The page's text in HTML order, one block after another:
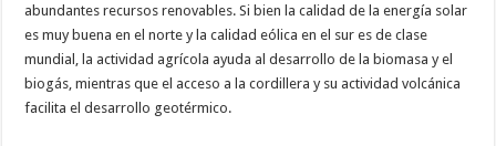
abundantes recursos renovables. Si bien la calidad de la energía solar
es muy buena en el norte y la calidad eólica en el sur es de clase
mundial, la actividad agrícola ayuda al desarrollo de la biomasa y el
biogás, mientras que el acceso a la cordillera y su actividad volcánica
facilita el desarrollo geotérmico.